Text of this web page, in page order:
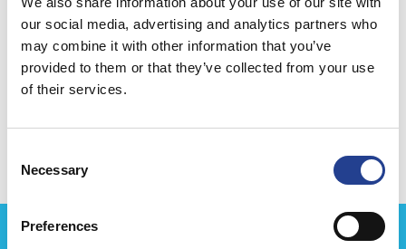
our social media, advertising and analytics partners who
may combine it with other information that you’ve
provided to them or that they’ve collected from your use
of their services.
Selection
Necessary
Preferences
Liittyvät tuotteet